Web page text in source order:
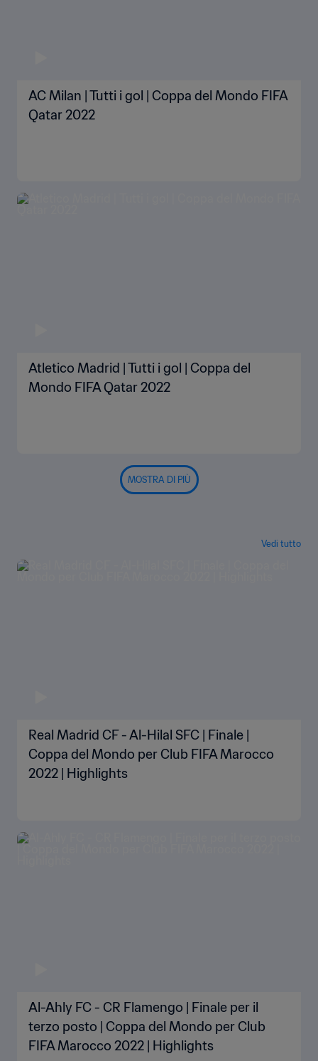
AC Milan | Tutti i gol | Coppa del Mondo FIFA
Qatar 2022
Atletico Madrid | Tutti i gol | Coppa del
Mondo FIFA Qatar 2022
MOSTRA DI PIÙ
Vedi tutto
Real Madrid CF - Al-Hilal SFC | Finale |
Coppa del Mondo per Club FIFA Marocco
2022 | Highlights
Al-Ahly FC - CR Flamengo | Finale per il
terzo posto | Coppa del Mondo per Club
FIFA Marocco 2022 | Highlights